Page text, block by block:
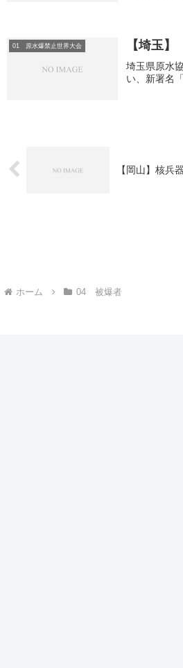
01 原水爆禁止世界大会 【埼玉
埼玉県原水
い、新署名
【岡山】核
ホーム 04 被爆者